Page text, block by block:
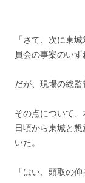
「さて、次に東
員会の事案のいず
だが、現場の総監
その点について、
日頃から東城と
いた。
「はい、頭取の